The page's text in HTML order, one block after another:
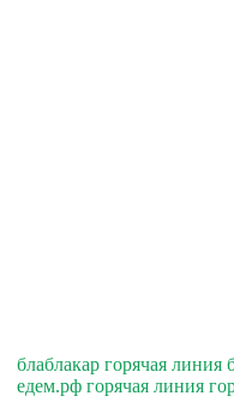
блаблакар горячая линия
едем.рф горячая линия